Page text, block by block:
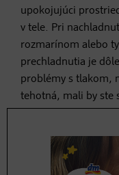
upokojujúci
v tele. Pri
rozmarínom alebo
prechladnutia je
problémy s tlakom,
tehotná, mali by ste
kúpeľ v trvaní 20-25
stupňov. Aby ste